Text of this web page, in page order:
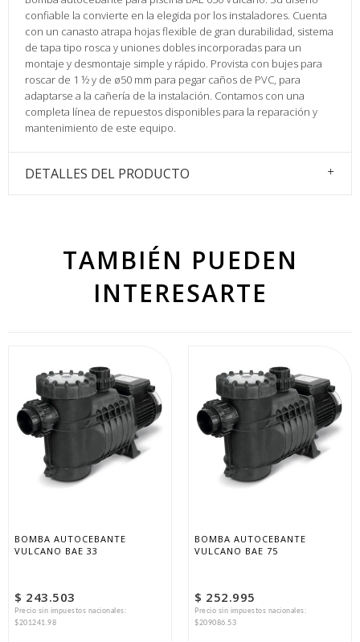
confiable la convierte en la elegida por los instaladores. Cuenta
con un canasto atrapa hojas flexible de gran durabilidad, sistema
de tapa tipo rosca y uniones dobles incorporadas para un
montaje y desmontaje simple y rápido. Provista con bujes para
roscar de 1 ½ y de ø50 mm para pegar caños de PVC, para
adaptarse a la cañería de la instalación. Contamos con una
completa línea de repuestos disponibles para la reparación y
mantenimiento de este equipo.
DETALLES DEL PRODUCTO
TAMBIÉN PUEDEN
INTERESARTE
BOMBA AUTOCEBANTE
VULCANO BAE 33
$ 243.503
Precio sin impuestos nacionales:
$201241.98
BOMBA AUTOCEBANTE
VULCANO BAE 75
$ 252.995
Precio sin impuestos nacionales:
$209086.53